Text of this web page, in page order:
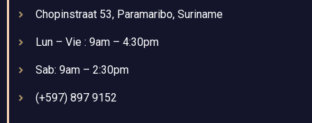
Chopinstraat 53, Paramaribo, Suriname
Lun – Vie : 9am – 4:30pm
Sab: 9am – 2:30pm
(+597) 897 9152